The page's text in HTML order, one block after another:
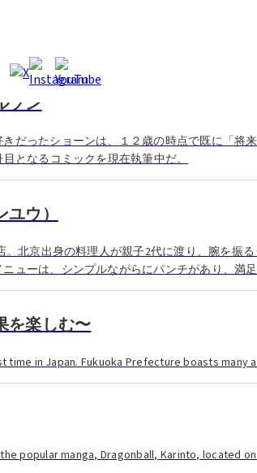
ソン
だったショーンは、１２歳の時点で既に「将
となるコミックを現在執筆中だ。
ウ）
北京出身の料理人が親子2代に渡り、腕を振
ューは、シンプルながらにパンチがあり、満
を楽しむ〜
time in Japan. Fukuoka Prefecture boasts many
popular manga, Dragonball, Karinto, located